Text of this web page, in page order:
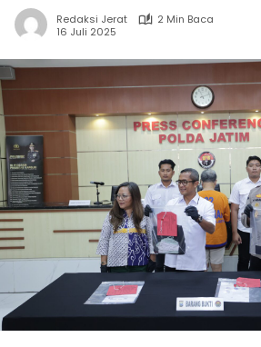
Redaksi Jerat
2 Min Baca
16 Juli 2025